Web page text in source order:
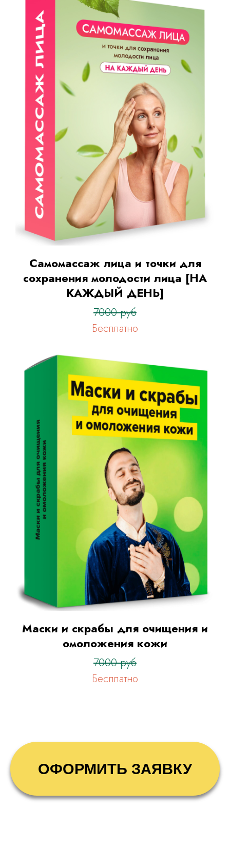
Самомассаж лица и точки для
сохранения молодости лица [НА
КАЖДЫЙ ДЕНЬ]
7000 руб
Бесплатно
Маски и скрабы для очищения и
омоложения кожи
7000 руб
Бесплатно
При оформлении заявки сегодня,
Вы получите бонусы, общей
стоимостью48 000 рублей,
БЕСПЛАТНО
Бонусы